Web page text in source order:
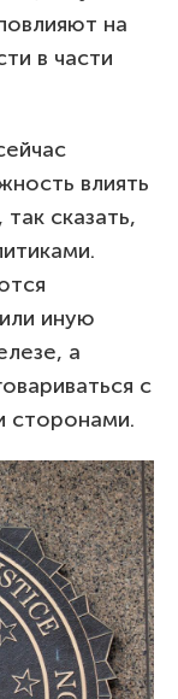
на
в части
влиять
сказать,
иную
а
с
сторонами.